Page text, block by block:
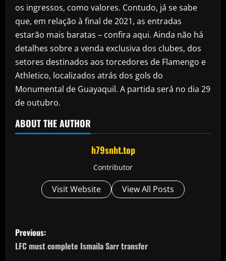
os ingressos, como valores. Contudo, já se sabe
que, em relação à final de 2021, as entradas
estarão mais baratas – confira aqui. Ainda não há
detalhes sobre a venda exclusiva dos clubes, dos
setores destinados aos torcedores de Flamengo e
Athletico, localizados atrás dos gols do
Monumental de Guayaquil. A partida será no dia 29
de outubro.
ABOUT THE AUTHOR
h79snht.top
Contributor
Visit Website View All Posts
P
o
Previous:
LFC must complete Ismaila Sarr transfer